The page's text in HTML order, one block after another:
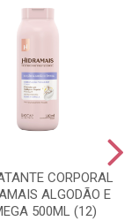
CORPORAL
ALGODÃO E
500ML (12)